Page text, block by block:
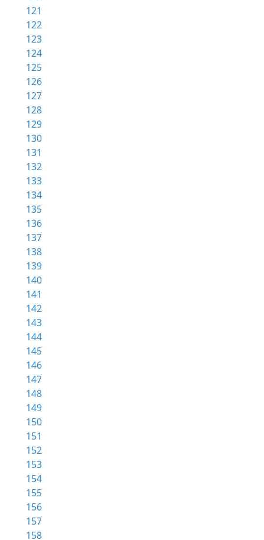
121
122
123
124
125
126
127
128
129
130
131
132
133
134
135
136
137
138
139
140
141
142
143
144
145
146
147
148
149
150
151
152
153
154
155
156
157
158